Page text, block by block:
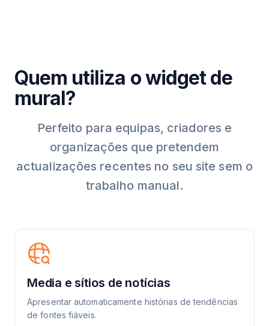
Quem utiliza o widget de
mural?
Perfeito para equipas, criadores e
organizações que pretendem
actualizações recentes no seu site sem o
trabalho manual.
Media e sítios de notícias
Apresentar automaticamente histórias de tendências
de fontes fiáveis.